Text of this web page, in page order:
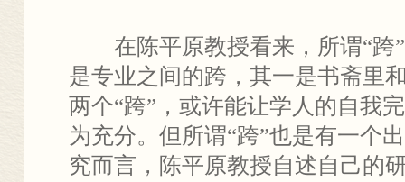
在陈平原教授看来，所谓“跨
是专业之间的跨，其一是书斋里
两个“跨”，或许能让学人的自我
为充分。但所谓“跨”也是有一个
究而言，陈平原教授自述自己的